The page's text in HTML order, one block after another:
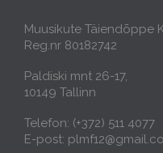
Muusikute Täiendõppe
Reg.nr 80182742
Paldiski mnt 26-17,
10149 Tallinn
Telefon: (+372) 511 4077
E-post: